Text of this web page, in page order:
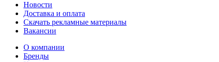
Новости
Доставка и оплата
Скачать рекламные материалы
Вакансии
О компании
Бренды